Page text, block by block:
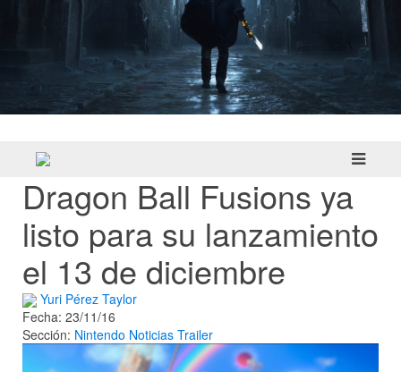
Dragon Ball Fusions ya
listo para su lanzamiento
el 13 de diciembre
Yuri Pérez Taylor
Fecha: 23/11/16
Sección: Nintendo Noticias Trailer